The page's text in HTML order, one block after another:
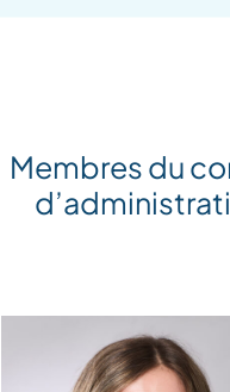
Membres du